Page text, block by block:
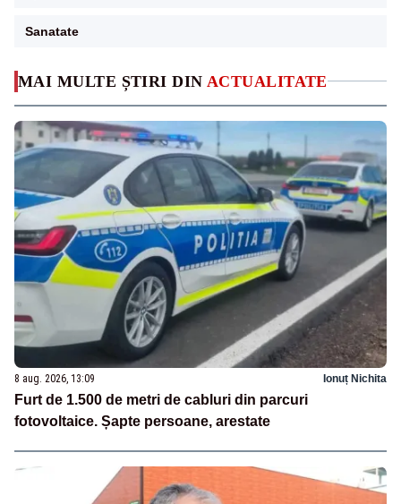
MAI MULTE ȘTIRI DIN ACTUALITATE
8 aug. 2026, 13:09 Ionuț Nichita
Furt de 1.500 de metri de cabluri din parcuri
fotovoltaice. Șapte persoane, arestate
Sanatate